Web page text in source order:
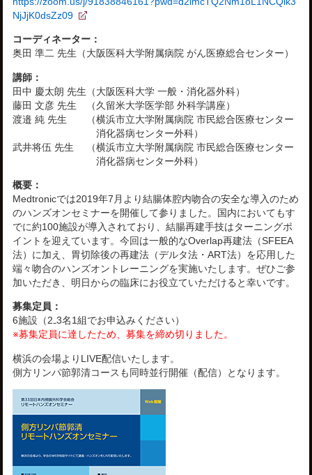
NjJjK0dsZz09
コーディネーター：
奥田 準二 先生（大阪医科大学附属病院 がん医療総合センター）
講師：
田中 慶太朗 先生 （大阪医科大学 一般・消化器外科）
藤田 文彦 先生
（久留米大学医学部 外科学講座）
渡邉 純 先生
（横浜市立大学附属病院 市民総合医療センター
消化器病センター外科）
武井将伍 先生
（横浜市立大学附属病院 市民総合医療センター
消化器病センター外科）
概要：
Medtronicでは2019年7月より結腸体腔内吻合の安全な導入のため
のハンズオンセミナーを開催して参りました。国内においてもす
でに約100施設が導入されており、結腸再建手技はターニングポ
イントを迎えています。今回は一般的なOverlap再建法（SFEEA
法）に加え、胃切除後の再建法（デルタ法・ART法）を応用した
端々吻合のハンズオントレーニングを実施いたします。ぜひご参
加いただき、明日からの臨床にお役立ていただけると幸いです。
募集定員：
6施設（2₋3名1組でお申込みください）
※募集定員に達したため、募集を締め切りました。
横浜の会場よりLIVE配信いたします。
側方リンパ節郭清コースも同時並行開催（配信）となります。